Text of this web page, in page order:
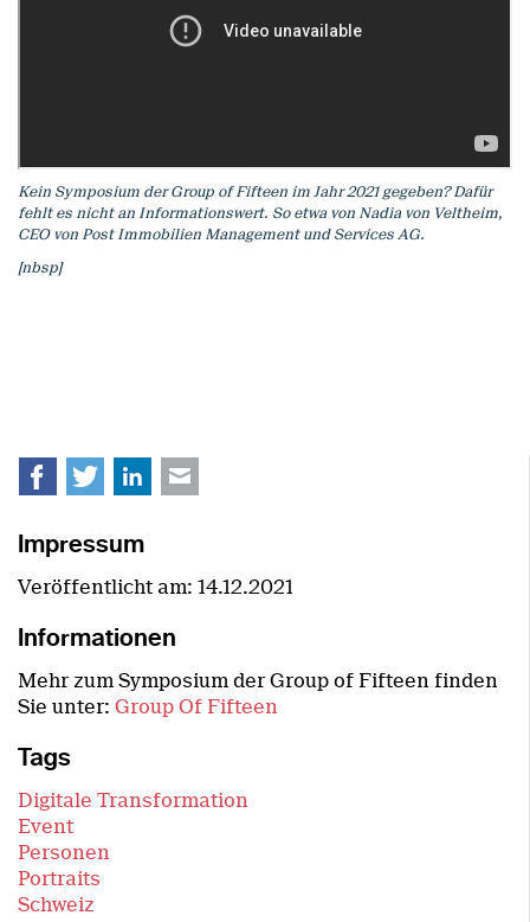
Kein Symposium der Group of Fifteen im Jahr 2021 gegeben? Dafür
fehlt es nicht an Informationswert. So etwa von Nadia von Veltheim,
CEO von Post Immobilien Management und Services AG.
[nbsp]
Facebook
TwitterLinkedIn
E-mail
Impressum
Veröffentlicht am: 14.12.2021
Informationen
Mehr zum Symposium der Group of Fifteen finden
Sie unter: Group Of Fifteen
Tags
Digitale Transformation
Event
Personen
Portraits
Schweiz